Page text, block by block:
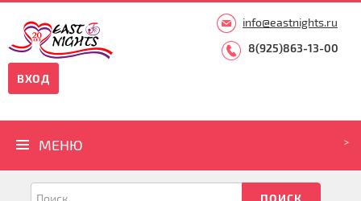
info@eastnights.ru
8(925)863-13-00
ВХОД
МЕНЮ